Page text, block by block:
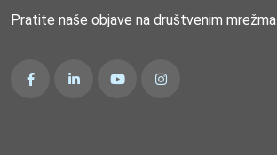
Pratite naše objave na društvenim mrežma